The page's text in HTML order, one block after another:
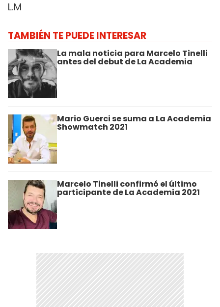
L.M
TAMBIÉN TE PUEDE INTERESAR
La mala noticia para Marcelo Tinelli
antes del debut de La Academia
Mario Guerci se suma a La Academia
Showmatch 2021
Marcelo Tinelli confirmó el último
participante de La Academia 2021